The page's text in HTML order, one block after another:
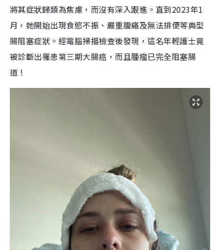
將其症狀歸類為焦慮，而沒有深入跟進。直到2023年1
月，她開始出現食慾不振、嚴重腹痛及無法排便等典型
腸阻塞症狀。經電腦掃描檢查後發現，這名年輕護士竟
被診斷出罹患第三期大腸癌，而且腫瘤已完全阻塞腸
道！